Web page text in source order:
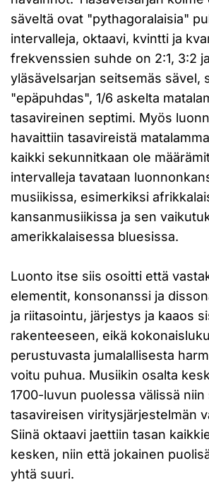
säveltä ovat "pythagoralaisia"
intervalleja, oktaavi, kvintti ja
frekvenssien suhde on 2:1, 3:2
yläsävelsarjan seitsemäs sävel,
"epäpuhdas", 1/6 askelta
tasavireinen septimi. Myös
havaittiin tasavireistä
kaikki sekunnitkaan ole
intervalleja tavataan
musiikissa, esimerkiksi
kansanmusiikissa ja sen
amerikkalaisessa bluesissa.
Luonto itse siis osoitti että
elementit, konsonanssi ja
ja riitasointu, järjestys ja kaaos
rakenteeseen, eikä
perustuvasta jumalallisesta
voitu puhua. Musiikin osalta
1700-luvun puolessa välissä niin
tasavireisen viritysjärjestelmän
Siinä oktaavi jaettiin tasan
kesken, niin että jokainen
yhtä suuri.